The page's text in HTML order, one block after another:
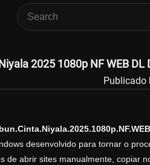
2025 1080p NF WEB
Publicado
desenvolvido para tornar o
de abrir sites manualmente, copiar